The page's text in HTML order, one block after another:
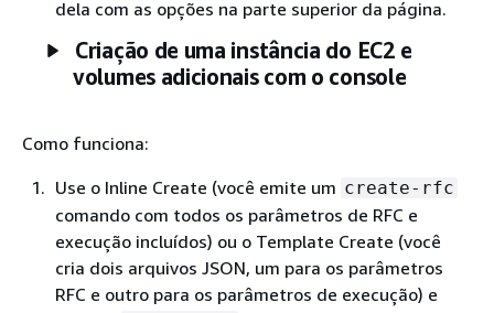
dela com as opções na parte superior da página.
Criação de uma instância do EC2 e
volumes adicionais com o console
Como funciona:
Use o Inline Create (você emite um create-rfc
comando com todos os parâmetros de RFC e
execução incluídos) ou o Template Create (você
cria dois arquivos JSON, um para os parâmetros
RFC e outro para os parâmetros de execução) e